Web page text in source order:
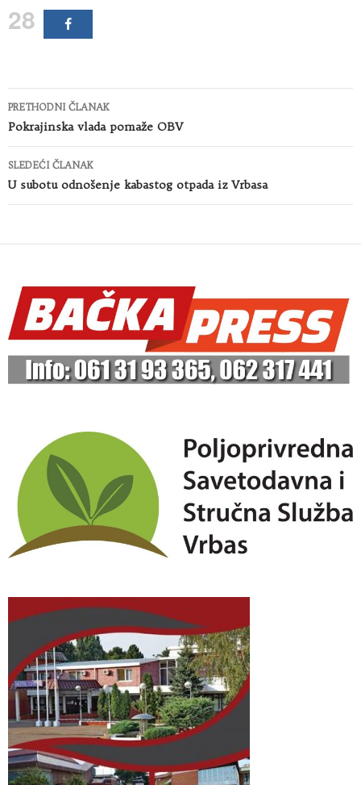
28
Kretanje
članaka
PRETHODNI ČLANAK
Pokrajinska vlada pomaže OBV
SLEDEĆI ČLANAK
U subotu odnošenje kabastog otpada iz Vrbasa